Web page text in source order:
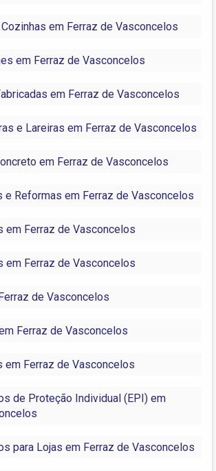
em Ferraz de Vasconcelos
em Ferraz de Vasconcelos
em Ferraz de Vasconcelos
e Lareiras em Ferraz de Vasconcelos
em Ferraz de Vasconcelos
e Reformas em Ferraz de Vasconcelos
em Ferraz de Vasconcelos
em Ferraz de Vasconcelos
de Vasconcelos
Ferraz de Vasconcelos
em Ferraz de Vasconcelos
de Proteção Individual (EPI) em
para Lojas em Ferraz de Vasconcelos